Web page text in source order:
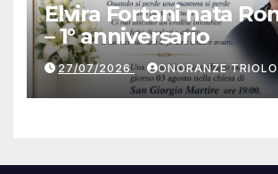
Elvira Fortani nata
– 1° anniversario
27/07/2026 ONORANZE TRIOLO